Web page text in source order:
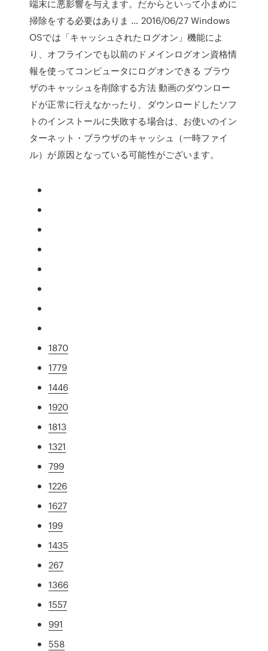
端末に悪影響を与えます。だからといって小まめに
掃除をする必要はありま … 2016/06/27 Windows
OSでは「キャッシュされたログオン」機能によ
り、オフラインでも以前のドメインログオン資格情
報を使ってコンピュータにログオンできる ブラウ
ザのキャッシュを削除する方法 動画のダウンロー
ドが正常に行えなかったり、ダウンロードしたソフ
トのインストールに失敗する場合は、お使いのイン
ターネット・ブラウザのキャッシュ（一時ファイ
ル）が原因となっている可能性がございます。
1870
1779
1446
1920
1813
1321
799
1226
1627
199
1435
267
1366
1557
991
558